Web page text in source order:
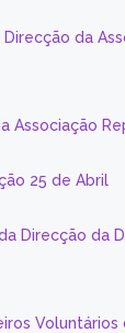
da
Associação
25 de Abril
Direcção da
Voluntários